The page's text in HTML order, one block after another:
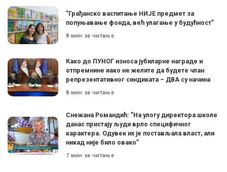
”Грађанско васпитање НИЈЕ предмет за
попуњавање фонда, већ улагање у будућност”
8 мин за читање
Како до ПУНОГ износа јубиларне награде и
отпремнине иако не желите да будете члан
репрезентативног синдиката – ДВА су начина
8 мин за читање
Снежана Романдић: ”На улогу директора школе
данас пристају људи врло специфичног
карактера. Одувек их је постављала власт, али
никад није било овако”
7 мин за читање